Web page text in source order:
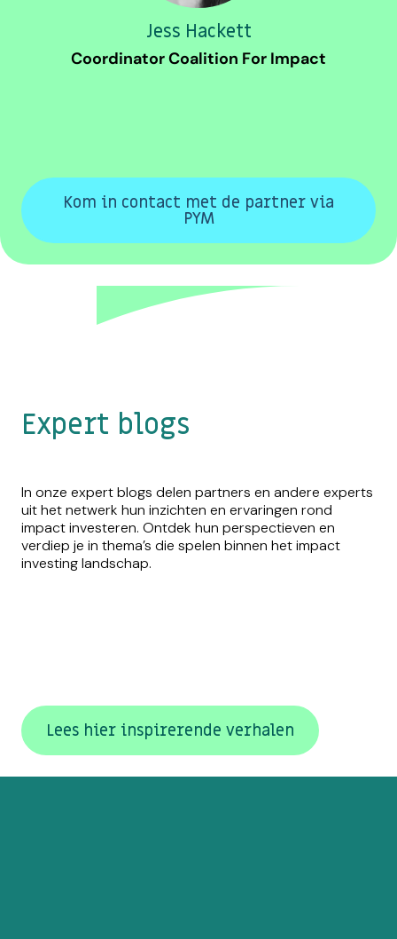
Jess Hackett
Coordinator Coalition For Impact
Kom in contact met de partner via
PYM
Expert blogs
In onze expert blogs delen partners en andere experts
uit het netwerk hun inzichten en ervaringen rond
impact investeren. Ontdek hun perspectieven en
verdiep je in thema’s die spelen binnen het impact
investing landschap.
Lees hier inspirerende verhalen